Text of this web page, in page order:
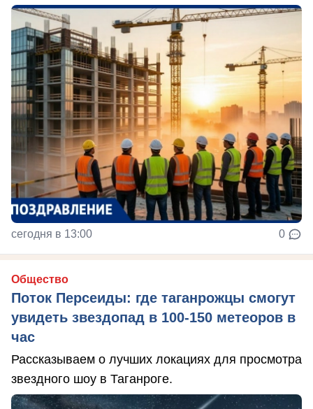
сегодня в 13:00 0
Общество
Поток Персеиды: где таганрожцы смогут
увидеть звездопад в 100-150 метеоров в
час
Рассказываем о лучших локациях для просмотра
звездного шоу в Таганроге.